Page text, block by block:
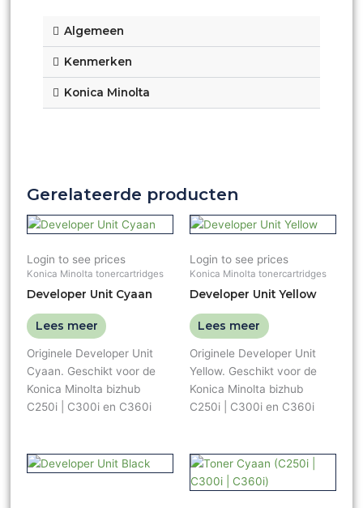
Algemeen
Kenmerken
Konica Minolta
Gerelateerde producten
Login to see prices
Konica Minolta tonercartridges
Developer Unit Cyaan
Lees meer
Originele Developer Unit
Cyaan. Geschikt voor de
Konica Minolta bizhub
C250i | C300i en C360i
Login to see prices
Konica Minolta tonercartridges
Developer Unit Yellow
Lees meer
Originele Developer Unit
Yellow. Geschikt voor de
Konica Minolta bizhub
C250i | C300i en C360i